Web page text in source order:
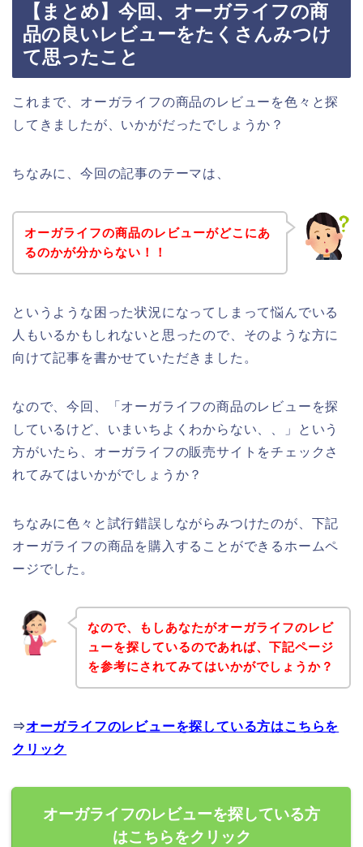
【まとめ】今回、オーガライフの商
品の良いレビューをたくさんみつけ
て思ったこと
これまで、オーガライフの商品のレビューを色々と探
してきましたが、いかがだったでしょうか？
ちなみに、今回の記事のテーマは、
オーガライフの商品のレビューがどこにあ
るのかが分からない！！
というような困った状況になってしまって悩んでいる
人もいるかもしれないと思ったので、そのような方に
向けて記事を書かせていただきました。
なので、今回、「オーガライフの商品のレビューを探
しているけど、いまいちよくわからない、、」という
方がいたら、オーガライフの販売サイトをチェックさ
れてみてはいかがでしょうか？
ちなみに色々と試行錯誤しながらみつけたのが、下記
オーガライフの商品を購入することができるホームペ
ージでした。
なので、もしあなたがオーガライフのレビ
ューを探しているのであれば、下記ページ
を参考にされてみてはいかがでしょうか？
⇒オーガライフのレビューを探している方はこちらを
クリック
オーガライフのレビューを探している方
はこちらをクリック